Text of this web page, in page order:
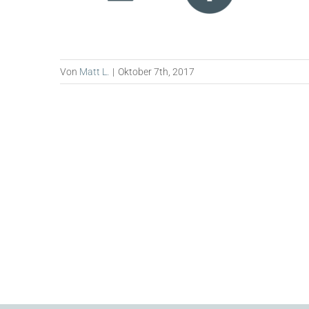
Von Matt L. | Oktober 7th, 2017